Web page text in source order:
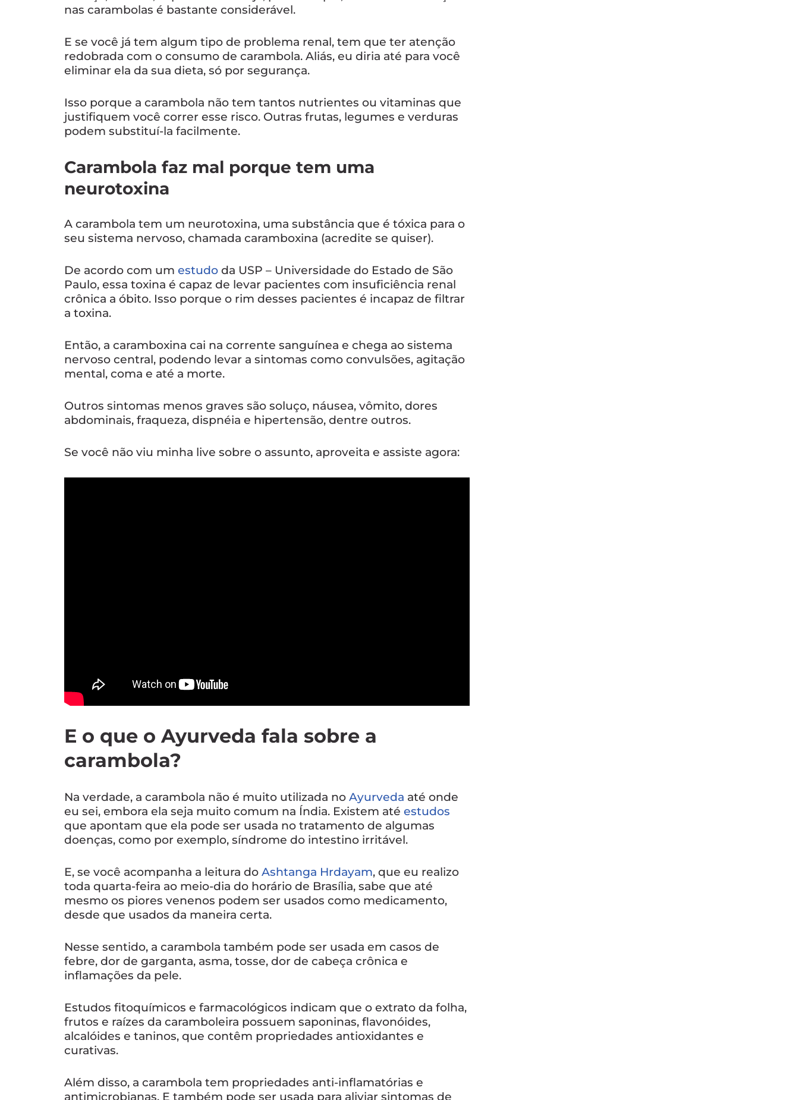
nas carambolas é bastante considerável.
E se você já tem algum tipo de problema renal, tem que ter atenção
redobrada com o consumo de carambola. Aliás, eu diria até para você
eliminar ela da sua dieta, só por segurança.
Isso porque a carambola não tem tantos nutrientes ou vitaminas que
justifiquem você correr esse risco. Outras frutas, legumes e verduras
podem substituí-la facilmente.
Carambola faz mal porque tem uma
neurotoxina
A carambola tem um neurotoxina, uma substância que é tóxica para o
seu sistema nervoso, chamada caramboxina (acredite se quiser).
De acordo com um estudo da USP – Universidade do Estado de São
Paulo, essa toxina é capaz de levar pacientes com insuficiência renal
crônica a óbito. Isso porque o rim desses pacientes é incapaz de filtrar
a toxina.
Então, a caramboxina cai na corrente sanguínea e chega ao sistema
nervoso central, podendo levar a sintomas como convulsões, agitação
mental, coma e até a morte.
Outros sintomas menos graves são soluço, náusea, vômito, dores
abdominais, fraqueza, dispnéia e hipertensão, dentre outros.
Se você não viu minha live sobre o assunto, aproveita e assiste agora:
E o que o Ayurveda fala sobre a
carambola?
Na verdade, a carambola não é muito utilizada no Ayurveda até onde
eu sei, embora ela seja muito comum na Índia. Existem até estudos
que apontam que ela pode ser usada no tratamento de algumas
doenças, como por exemplo, síndrome do intestino irritável.
E, se você acompanha a leitura do Ashtanga Hrdayam, que eu realizo
toda quarta-feira ao meio-dia do horário de Brasília, sabe que até
mesmo os piores venenos podem ser usados como medicamento,
desde que usados da maneira certa.
Nesse sentido, a carambola também pode ser usada em casos de
febre, dor de garganta, asma, tosse, dor de cabeça crônica e
inflamações da pele.
Estudos fitoquímicos e farmacológicos indicam que o extrato da folha,
frutos e raízes da caramboleira possuem saponinas, flavonóides,
alcalóides e taninos, que contêm propriedades antioxidantes e
curativas.
Além disso, a carambola tem propriedades anti-inflamatórias e
antimicrobianas. E também pode ser usada para aliviar sintomas de